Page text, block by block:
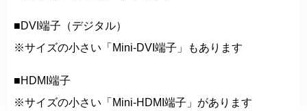
■DVI端子（デジタル）
※サイズの小さい「Mini-DVI端子」もあります
■HDMI端子
※サイズの小さい「Mini-HDMI端子」があります